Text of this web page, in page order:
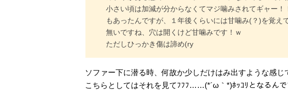
小さい頃は加減が分からなくてマジ噛みされてギャー
もあったんですが、１年後くらいには甘噛み(？)を覚え
無いですね、穴は開くけど甘噛みです！ｗ
ただしひっかき傷は諦め(ry
ソファー下に潜る時、何故か少しだけはみ出すような感
こちらとしてはそれを見てﾌﾌﾌ……(*´ω｀*)ﾎｯｺﾘとなるん